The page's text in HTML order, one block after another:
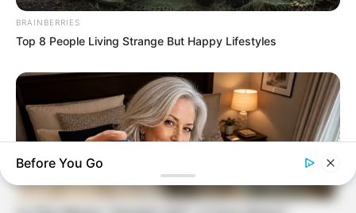
BRAINBERRIES
Top 8 People Living Strange But Happy Lifestyles
Before You Go